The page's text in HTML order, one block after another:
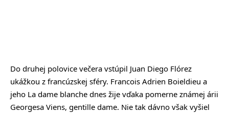
Do druhej polovice večera vstúpil Juan Diego Flórez
ukážkou z francúzskej sféry. Francois Adrien Boieldieu a
jeho La dame blanche dnes žije vďaka pomerne známej árii
Georgesa Viens, gentille dame. Nie tak dávno však vyšiel